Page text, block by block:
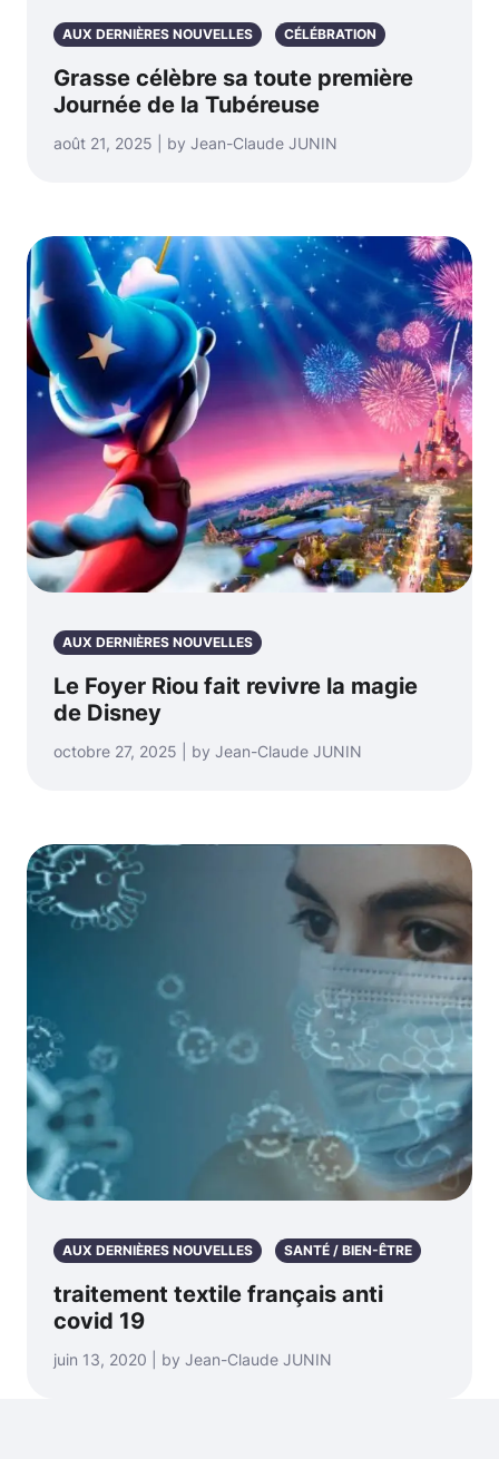
AUX DERNIÈRES NOUVELLES CÉLÉBRATION
Grasse célèbre sa toute première
Journée de la Tubéreuse
août 21, 2025 | by Jean-Claude JUNIN
AUX DERNIÈRES NOUVELLES
Le Foyer Riou fait revivre la magie
de Disney
octobre 27, 2025 | by Jean-Claude JUNIN
AUX DERNIÈRES NOUVELLES SANTÉ / BIEN-ÊTRE
traitement textile français anti
covid 19
juin 13, 2020 | by Jean-Claude JUNIN